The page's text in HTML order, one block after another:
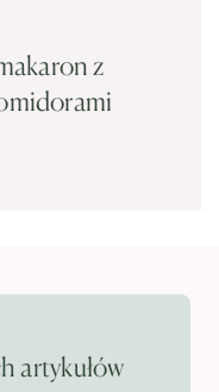
z
artykułów